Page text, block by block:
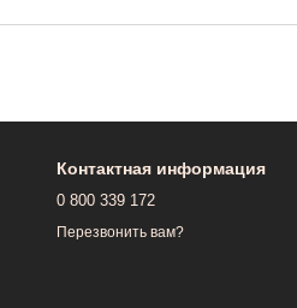
Контактная информация
0 800 339 172
Перезвонить вам?